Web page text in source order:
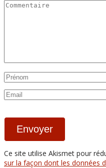
Ce site utilise Akismet pour
sur la façon dont les données